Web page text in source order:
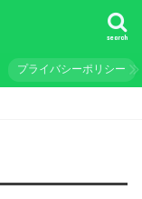
search
プライバシーポリシー